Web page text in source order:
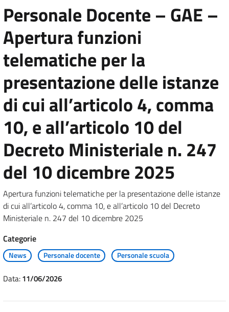
Personale Docente – GAE –
Apertura funzioni
telematiche per la
presentazione delle istanze
di cui all’articolo 4, comma
10, e all’articolo 10 del
Decreto Ministeriale n. 247
del 10 dicembre 2025
Apertura funzioni telematiche per la presentazione delle istanze
di cui all’articolo 4, comma 10, e all’articolo 10 del Decreto
Ministeriale n. 247 del 10 dicembre 2025
Categorie
News Personale docente Personale scuola
Data:11/06/2026